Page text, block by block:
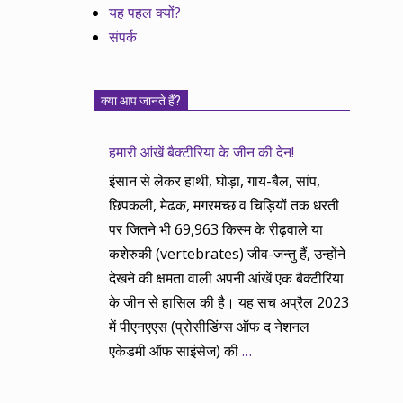
यह पहल क्यों?
संपर्क
क्या आप जानते हैं?
हमारी आंखें बैक्टीरिया के जीन की देन!
इंसान से लेकर हाथी, घोड़ा, गाय-बैल, सांप,
छिपकली, मेढक, मगरमच्छ व चिड़ियों तक धरती
पर जितने भी 69,963 किस्म के रीढ़वाले या
कशेरुकी (vertebrates) जीव-जन्तु हैं, उन्होंने
देखने की क्षमता वाली अपनी आंखें एक बैक्टीरिया
के जीन से हासिल की है। यह सच अप्रैल 2023
में पीएनएएस (प्रोसीडिंग्स ऑफ द नेशनल
एकेडमी ऑफ साइंसेज) की…